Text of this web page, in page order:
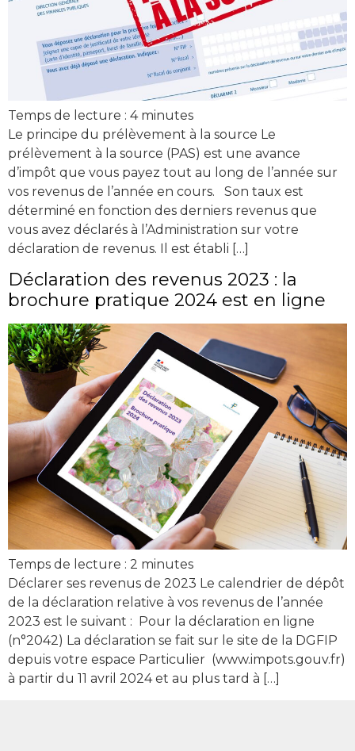
Temps de lecture : 4 minutes
Le principe du prélèvement à la source Le
prélèvement à la source (PAS) est une avance
d’impôt que vous payez tout au long de l’année sur
vos revenus de l’année en cours. Son taux est
déterminé en fonction des derniers revenus que
vous avez déclarés à l’Administration sur votre
déclaration de revenus. Il est établi […]
Déclaration des revenus 2023 : la
brochure pratique 2024 est en ligne
Temps de lecture : 2 minutes
Déclarer ses revenus de 2023 Le calendrier de dépôt
de la déclaration relative à vos revenus de l’année
2023 est le suivant : Pour la déclaration en ligne
(n°2042) La déclaration se fait sur le site de la DGFIP
depuis votre espace Particulier (www.impots.gouv.fr)
à partir du 11 avril 2024 et au plus tard à […]